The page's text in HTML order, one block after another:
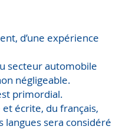
d’une expérience
secteur automobile
négligeable.
primordial.
écrite, du français,
sera considéré